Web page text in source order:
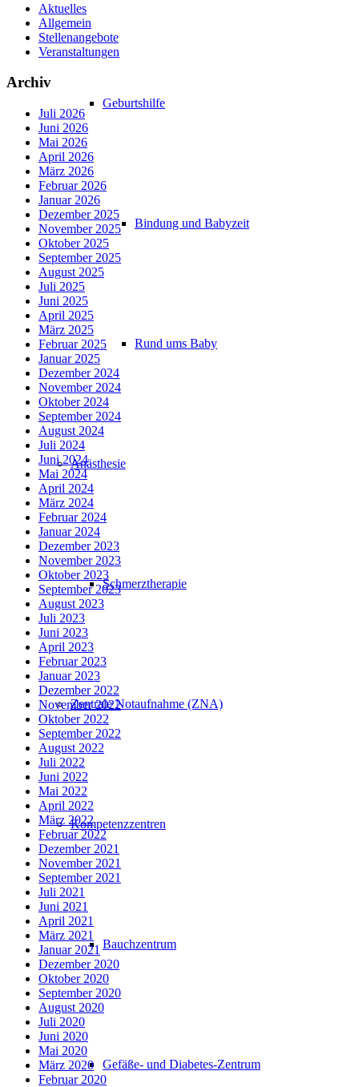
Geburtshilfe
Bindung und Babyzeit
Rund ums Baby
Anästhesie
Schmerztherapie
Zentrale Notaufnahme (ZNA)
Kompetenzzentren
Bauchzentrum
Gefäße- und Diabetes-Zentrum
Aktuelles
Allgemein
Stellenangebote
Veranstaltungen
Archiv
Juli 2026
Juni 2026
Mai 2026
April 2026
März 2026
Februar 2026
Januar 2026
Dezember 2025
November 2025
Oktober 2025
September 2025
August 2025
Juli 2025
Juni 2025
April 2025
März 2025
Februar 2025
Januar 2025
Dezember 2024
November 2024
Oktober 2024
September 2024
August 2024
Juli 2024
Juni 2024
Mai 2024
April 2024
März 2024
Februar 2024
Januar 2024
Dezember 2023
November 2023
Oktober 2023
September 2023
August 2023
Juli 2023
Juni 2023
April 2023
Februar 2023
Januar 2023
Dezember 2022
November 2022
Oktober 2022
September 2022
August 2022
Juli 2022
Juni 2022
Mai 2022
April 2022
März 2022
Februar 2022
Dezember 2021
November 2021
September 2021
Juli 2021
Juni 2021
April 2021
März 2021
Januar 2021
Dezember 2020
Oktober 2020
September 2020
August 2020
Juli 2020
Juni 2020
Mai 2020
März 2020
Februar 2020